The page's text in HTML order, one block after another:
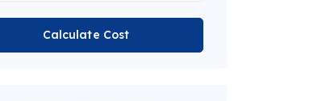
Calculate Cost